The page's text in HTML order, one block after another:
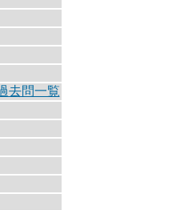
去問一覧